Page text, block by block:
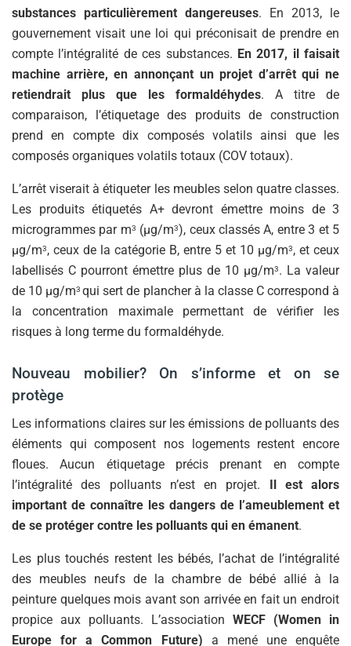
substances particulièrement dangereuses. En 2013, le
gouvernement visait une loi qui préconisait de prendre en
compte l’intégralité de ces substances. En 2017, il faisait
machine arrière, en annonçant un projet d’arrêt qui ne
retiendrait plus que les formaldéhydes. A titre de
comparaison, l’étiquetage des produits de construction
prend en compte dix composés volatils ainsi que les
composés organiques volatils totaux (COV totaux).
L’arrêt viserait à étiqueter les meubles selon quatre classes.
Les produits étiquetés A+ devront émettre moins de 3
microgrammes par m3 (μg/m3), ceux classés A, entre 3 et 5
μg/m3, ceux de la catégorie B, entre 5 et 10 μg/m3, et ceux
labellisés C pourront émettre plus de 10 μg/m3. La valeur
de 10 μg/m3qui sert de plancher à la classe C correspond à
la concentration maximale permettant de vérifier les
risques à long terme du formaldéhyde.
Nouveau mobilier? On s’informe et on se
protège
Les informations claires sur les émissions de polluants des
éléments qui composent nos logements restent encore
floues. Aucun étiquetage précis prenant en compte
l’intégralité des polluants n’est en projet.
Il est alors
important de connaître les dangers de l’ameublement et
de se protéger contre les polluants qui en émanent.
Les plus touchés restent les bébés, l’achat de l’intégralité
des meubles neufs de la chambre de bébé allié à la
peinture quelques mois avant son arrivée en fait un endroit
propice aux polluants. L’association WECF (Women in
Europe for a Common Future) a mené une enquête